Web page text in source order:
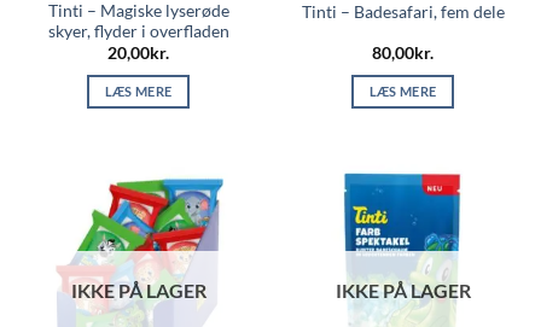
Tinti – Magiske lyserøde
skyer, flyder i overfladen
20,00kr.
LÆS MERE
Tinti – Badesafari, fem dele
80,00kr.
LÆS MERE
IKKE PÅ LAGER IKKE PÅ LAGER